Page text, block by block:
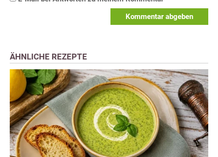
Kommentar abgeben
ÄHNLICHE REZEPTE